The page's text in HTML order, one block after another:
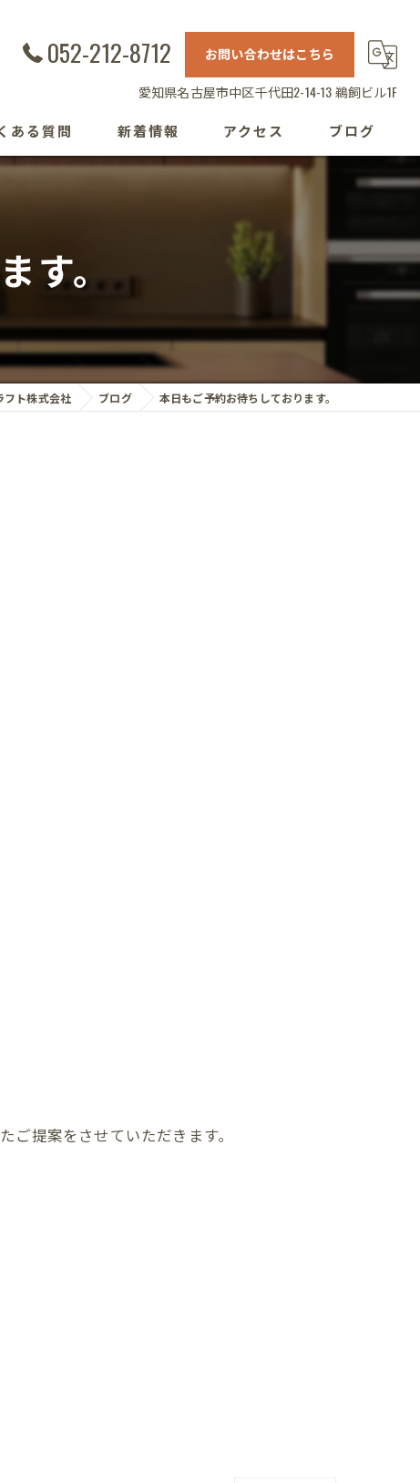
052-212-8712
お問い合わせはこちら
愛知県名古屋市中区千代田2-14-13 鵜飼ビル1F
ある質問 新着情報 アクセス ブログ
す。
フト株式会社 ブログ 本日もご予約お待ちしております。
提案をさせていただきます。